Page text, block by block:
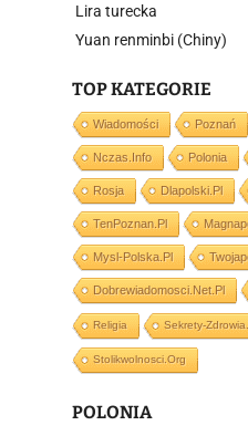
Lira turecka
Yuan renminbi (Chiny)
TOP KATEGORIE
Wiadomości Poznań
Nczas.info Polonia
Rosja Dlapolski.pl
TenPoznan.pl
Mysl-Polska.pl
Dobrewiadomosci.net.pl
Religia Sekrety-
Stolikwolnosci.org
POLONIA